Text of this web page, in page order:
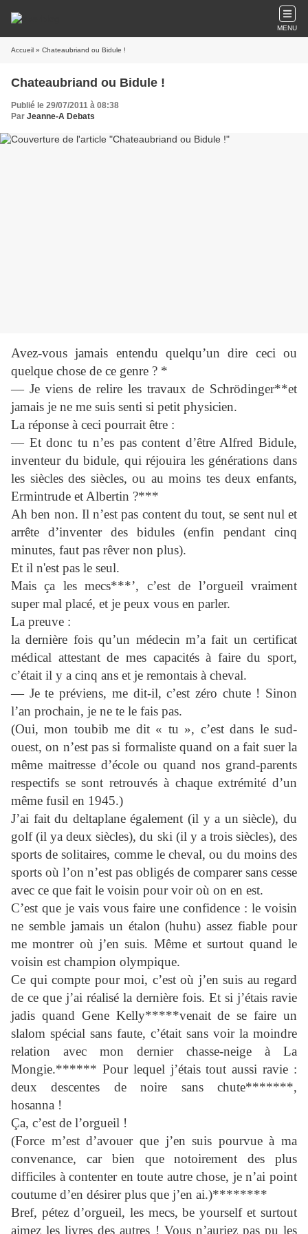
MENU
Accueil » Chateaubriand ou Bidule !
Chateaubriand ou Bidule !
Publié le 29/07/2011 à 08:38
Par Jeanne-A Debats
Avez-vous jamais entendu quelqu’un dire ceci ou
quelque chose de ce genre ? *
— Je viens de relire les travaux de Schrödinger**et
jamais je ne me suis senti si petit physicien.
La réponse à ceci pourrait être :
— Et donc tu n’es pas content d’être Alfred Bidule,
inventeur du bidule, qui réjouira les générations dans
les siècles des siècles, ou au moins tes deux enfants,
Ermintrude et Albertin ?***
Ah ben non. Il n’est pas content du tout, se sent nul et
arrête d’inventer des bidules (enfin pendant cinq
minutes, faut pas rêver non plus).
Et il n'est pas le seul.
Mais ça les mecs***’, c’est de l’orgueil vraiment
super mal placé, et je peux vous en parler.
La preuve :
la dernière fois qu’un médecin m’a fait un certificat
médical attestant de mes capacités à faire du sport,
c’était il y a cinq ans et je remontais à cheval.
— Je te préviens, me dit-il, c’est zéro chute ! Sinon
l’an prochain, je ne te le fais pas.
(Oui, mon toubib me dit « tu », c’est dans le sud-
ouest, on n’est pas si formaliste quand on a fait suer la
même maitresse d’école ou quand nos grand-parents
respectifs se sont retrouvés à chaque extrémité d’un
même fusil en 1945.)
J’ai fait du deltaplane également (il y a un siècle), du
golf (il ya deux siècles), du ski (il y a trois siècles), des
sports de solitaires, comme le cheval, ou du moins des
sports où l’on n’est pas obligés de comparer sans cesse
avec ce que fait le voisin pour voir où on en est.
C’est que je vais vous faire une confidence : le voisin
ne semble jamais un étalon (huhu) assez fiable pour
me montrer où j’en suis. Même et surtout quand le
voisin est champion olympique.
Ce qui compte pour moi, c’est où j’en suis au regard
de ce que j’ai réalisé la dernière fois. Et si j’étais ravie
jadis quand Gene Kelly*****venait de se faire un
slalom spécial sans faute, c’était sans voir la moindre
relation avec mon dernier chasse-neige à La
Mongie.****** Pour lequel j’étais tout aussi ravie :
deux descentes de noire sans chute*******,
hosanna !
Ça, c’est de l’orgueil !
(Force m’est d’avouer que j’en suis pourvue à ma
convenance, car bien que notoirement des plus
difficiles à contenter en toute autre chose, je n’ai point
coutume d’en désirer plus que j’en ai.)********
Bref, pétez d’orgueil, les mecs, be yourself et surtout
aimez les livres des autres ! Vous n’auriez pas pu les